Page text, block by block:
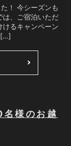
！ 今シーズンも
は、ご宿泊いただ
けるキャンペーン
[…]
様のお越